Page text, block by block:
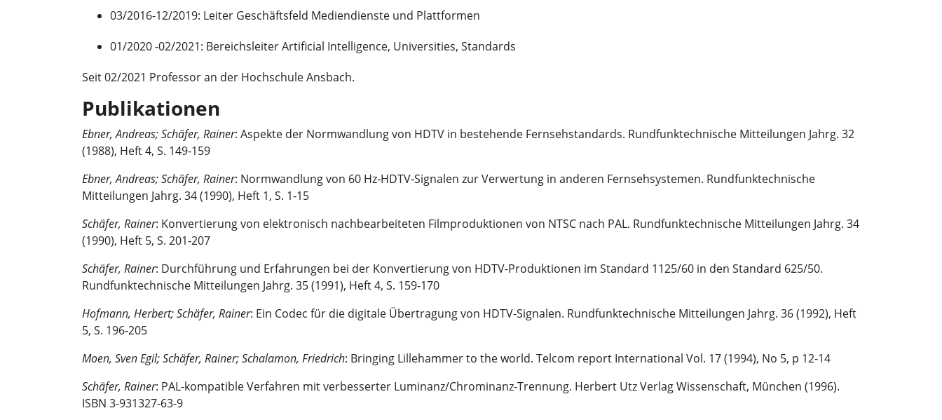
03/2016-12/2019: Leiter Geschäftsfeld Mediendienste und Plattformen
01/2020 -02/2021: Bereichsleiter Artificial Intelligence, Universities, Standards
Seit 02/2021 Professor an der Hochschule Ansbach.
Publikationen
Ebner, Andreas; Schäfer, Rainer: Aspekte der Normwandlung von HDTV in bestehende Fernsehstandards. Rundfunktechnische Mitteilungen Jahrg. 32
(1988), Heft 4, S. 149‑159
Ebner, Andreas; Schäfer, Rainer: Normwandlung von 60 Hz‑HDTV‑Signalen zur Verwertung in anderen Fernsehsystemen. Rundfunktechnische
Mitteilungen Jahrg. 34 (1990), Heft 1, S. 1‑15
Schäfer, Rainer: Konvertierung von elektronisch nachbearbeiteten Filmproduktionen von NTSC nach PAL. Rundfunktechnische Mitteilungen Jahrg. 34
(1990), Heft 5, S. 201‑207
Schäfer, Rainer: Durchführung und Erfahrungen bei der Konvertierung von HDTV-Produktionen im Standard 1125/60 in den Standard 625/50.
Rundfunktechnische Mitteilungen Jahrg. 35 (1991), Heft 4, S. 159‑170
Hofmann, Herbert; Schäfer, Rainer: Ein Codec für die digitale Übertragung von HDTV-Signalen. Rundfunktechnische Mitteilungen Jahrg. 36 (1992), Heft
5, S. 196‑205
Moen, Sven Egil; Schäfer, Rainer; Schalamon, Friedrich: Bringing Lillehammer to the world. Telcom report International Vol. 17 (1994), No 5, p 12‑14
Schäfer, Rainer: PAL-kompatible Verfahren mit verbesserter Luminanz/Chrominanz-Trennung. Herbert Utz Verlag Wissenschaft, München (1996).
ISBN 3-931327-63-9